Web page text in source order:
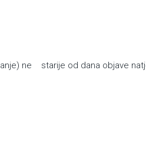
ne starije od dana objave